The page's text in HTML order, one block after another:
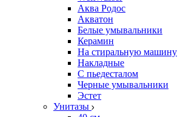
Аква Родос
Акватон
Белые умывальники
Керамин
На стиральную машину
Накладные
С пьедесталом
Черные умывальники
Эстет
Унитазы